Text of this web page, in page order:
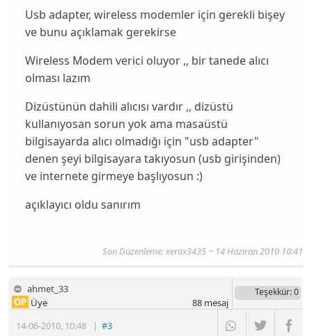
Usb adapter, wireless modemler için gerekli bişey
ve bunu açıklamak gerekirse
Wireless Modem verici oluyor ,, bir tanede alıcı
olması lazım
Dizüstünün dahili alıcısı vardır ,, dizüstü
kullanıyosan sorun yok ama masaüstü
bilgisayarda alıcı olmadığı için "usb adapter"
denen şeyi bilgisayara takıyosun (usb girişinden)
ve internete girmeye başlıyosun :)
açıklayıcı oldu sanırım
Son Düzenleme: xerox3435 ~ 14 Haziran 2010 10:41
ahmet_33
14-06-2010, 10:48 |#3
OP Üye
Teşekkür: 0
88mesaj